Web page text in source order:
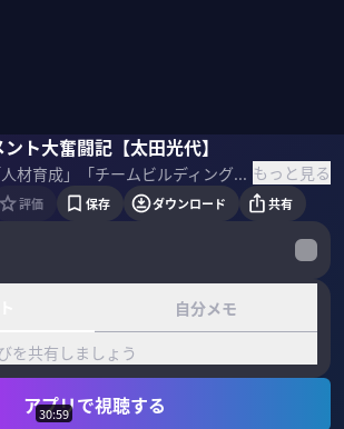
ト大奮闘記【太田光代】
「人材育成」「チームビルディング」などマネジメントの在り方に変化が生まれつつある今、新時代のマネジメントに必要なスキルセットをプロフェッショナルから学ぶ。爆笑問題など数々の人気芸人を輩出してきたタイタン・太田光代氏のマネジメント史を紐解きながら哲学を伺う。 ＜ゲスト＞ 太田光代（タイタン代表取締役） X▷ もっと見る
評価 保存 ダウンロード 共有
自分メモ
を共有しましょう
アプリで視聴する
30:59